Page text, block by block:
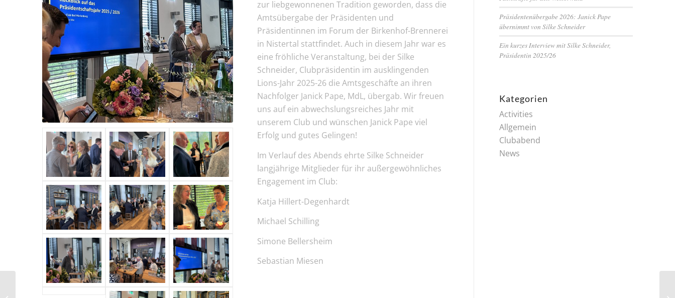
zur liebgewonnenen Tradition geworden, dass die
Amtsübergabe der Präsidenten und
Präsidentinnen im Forum der Birkenhof-Brennerei
in Nistertal stattfindet. Auch in diesem Jahr war es
eine fröhliche Veranstaltung, bei der Silke
Schneider, Clubpräsidentin im ausklingenden
Lions-Jahr 2025-26 die Amtsgeschäfte an ihren
Nachfolger Janick Pape, MdL, übergab. Wir freuen
uns auf ein abwechslungsreiches Jahr mit
unserem Club und wünschen Janick Pape viel
Erfolg und gutes Gelingen!
Im Verlauf des Abends ehrte Silke Schneider
langjährige Mitglieder für ihr außergewöhnliches
Engagement im Club:
Katja Hillert-Degenhardt
Michael Schilling
Simone Bellersheim
Sebastian Miesen
Präsidentenübergabe 2026: Janick Pape
übernimmt von Silke Schneider
Ein kurzes Interview mit Silke Schneider,
Präsidentin 2025/26
Kategorien
Activities
Allgemein
Clubabend
News